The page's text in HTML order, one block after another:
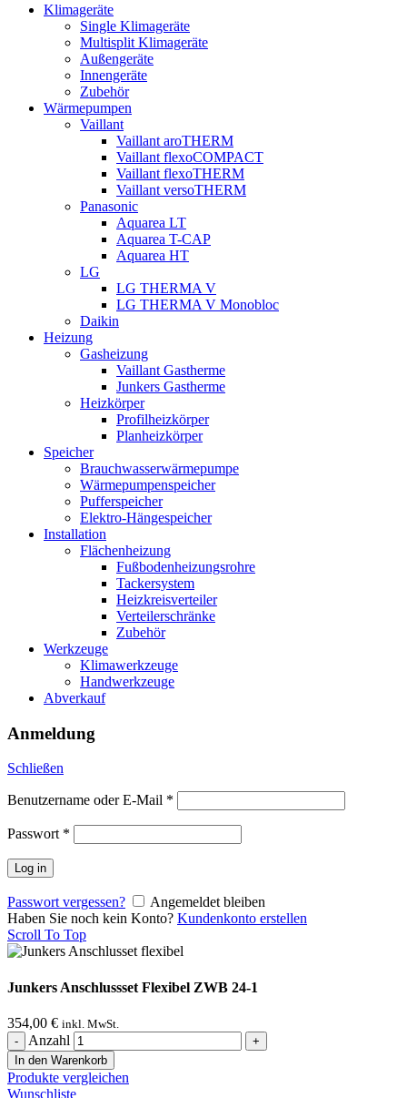
Klimageräte
Single Klimageräte
Multisplit Klimageräte
Außengeräte
Innengeräte
Zubehör
Wärmepumpen
Vaillant
Vaillant aroTHERM
Vaillant flexoCOMPACT
Vaillant flexoTHERM
Vaillant versoTHERM
Panasonic
Aquarea LT
Aquarea T-CAP
Aquarea HT
LG
LG THERMA V
LG THERMA V Monobloc
Daikin
Heizung
Gasheizung
Vaillant Gastherme
Junkers Gastherme
Heizkörper
Profilheizkörper
Planheizkörper
Speicher
Brauchwasserwärmepumpe
Wärmepumpenspeicher
Pufferspeicher
Elektro-Hängespeicher
Installation
Flächenheizung
Fußbodenheizungsrohre
Tackersystem
Heizkreisverteiler
Verteilerschränke
Zubehör
Werkzeuge
Klimawerkzeuge
Handwerkzeuge
Abverkauf
Anmeldung
Schließen
Benutzername oder E-Mail *
Passwort *
Log in
Passwort vergessen?
Angemeldet bleiben
Haben Sie noch kein Konto? Kundenkonto erstellen
Scroll To Top
Junkers Anschlussset Flexibel ZWB 24-1
354,00 € inkl. MwSt.
Anzahl
In den Warenkorb
Produkte vergleichen
Wunschliste